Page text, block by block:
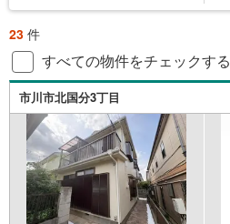
23 件
すべての物件をチェックする
市川市北国分3丁目